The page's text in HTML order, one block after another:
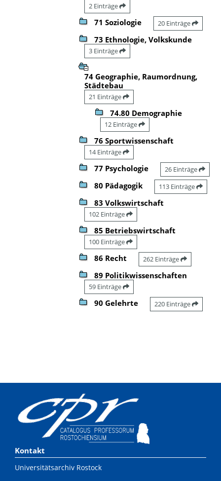
2 Einträge
71 Soziologie 20 Einträge
73 Ethnologie, Volkskunde
3 Einträge
74 Geographie, Raumordnung,
Städtebau
21 Einträge
74.80 Demographie
12 Einträge
76 Sportwissenschaft
14 Einträge
77 Psychologie 26 Einträge
80 Pädagogik 113 Einträge
83 Volkswirtschaft
102 Einträge
85 Betriebswirtschaft
100 Einträge
86 Recht 262 Einträge
89 Politikwissenschaften
59 Einträge
90 Gelehrte 220 Einträge
Kontakt
Universitätsarchiv Rostock